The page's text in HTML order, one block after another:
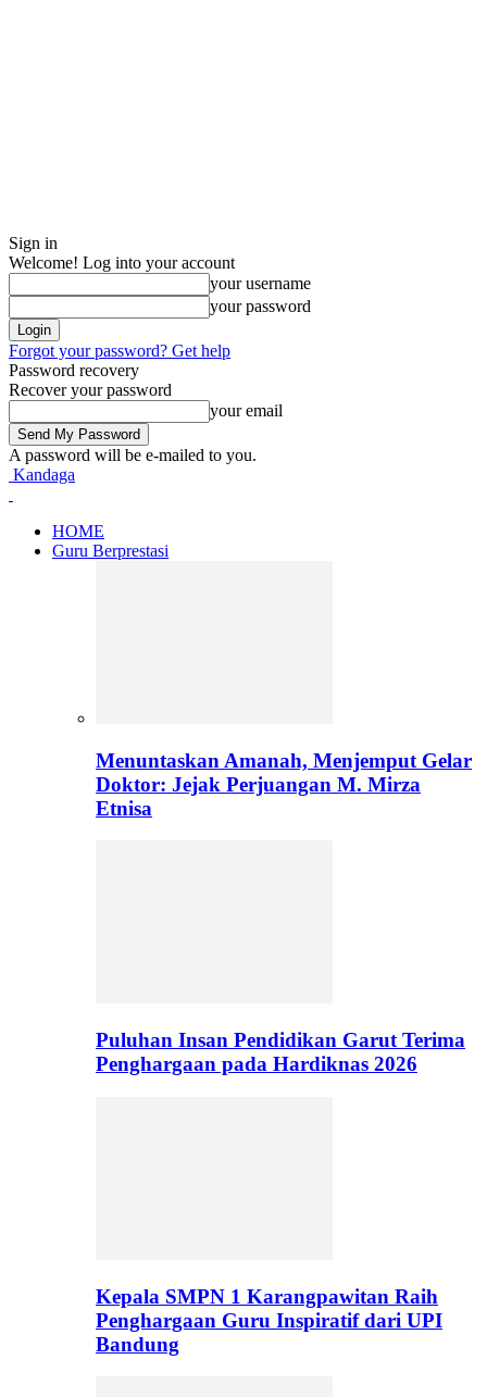
Sign in
Welcome! Log into your account
your username
your password
Forgot your password? Get help
Password recovery
Recover your password
your email
A password will be e-mailed to you.
Kandaga
HOME
Guru Berprestasi
Menuntaskan Amanah, Menjemput Gelar
Doktor: Jejak Perjuangan M. Mirza
Etnisa
Puluhan Insan Pendidikan Garut Terima
Penghargaan pada Hardiknas 2026
Kepala SMPN 1 Karangpawitan Raih
Penghargaan Guru Inspiratif dari UPI
Bandung